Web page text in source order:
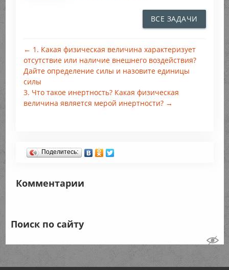
ВСЕ ЗАДАЧИ
← 1. Какая физическая величина характеризует
отсутствие или наличие внешнего воздействия?
Дайте определение силы и назовите единицы
силы
3. Что такое инертность? Какая физическая
величина является мерой инертности? →
Поделитесь:
Комментарии
Поиск по сайту